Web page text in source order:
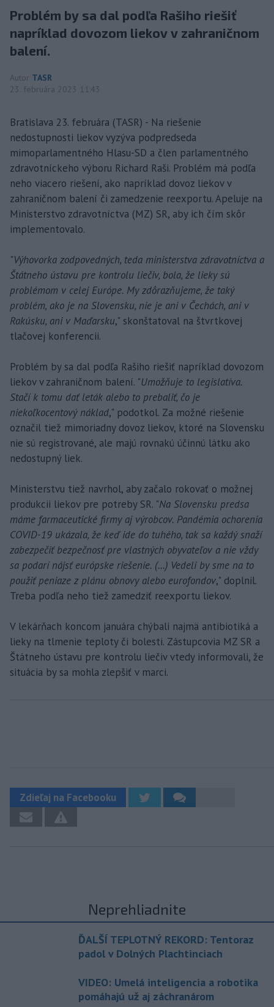
Problém by sa dal podľa Rašiho riešiť
napríklad dovozom liekov v zahraničnom
balení.
Autor TASR
23. februára 2023 11:43
Bratislava 23. februára (TASR) - Na riešenie
nedostupnosti liekov vyzýva podpredseda
mimoparlamentného Hlasu-SD a člen parlamentného
zdravotníckeho výboru Richard Raši. Problém má podľa
neho viacero riešení, ako napríklad dovoz liekov v
zahraničnom balení či zamedzenie reexportu. Apeluje na
Ministerstvo zdravotníctva (MZ) SR, aby ich čím skôr
implementovalo.
"Výhovorka zodpovedných, teda ministerstva zdravotníctva a
Štátneho ústavu pre kontrolu liečiv, bola, že lieky sú
problémom v celej Európe. My zdôrazňujeme, že taký
problém, ako je na Slovensku, nie je ani v Čechách, ani v
Rakúsku, ani v Maďarsku," skonštatoval na štvrtkovej
tlačovej konferencii.
Problém by sa dal podľa Rašiho riešiť napríklad dovozom
liekov v zahraničnom balení. "Umožňuje to legislatíva.
Stačí k tomu dať leták alebo to prebaliť, čo je
niekoľkocentový náklad," podotkol. Za možné riešenie
označil tiež mimoriadny dovoz liekov, ktoré na Slovensku
nie sú registrované, ale majú rovnakú účinnú látku ako
nedostupný liek.
Ministerstvu tiež navrhol, aby začalo rokovať o možnej
produkcii liekov pre potreby SR. "Na Slovensku predsa
máme farmaceutické firmy aj výrobcov. Pandémia ochorenia
COVID-19 ukázala, že keď ide do tuhého, tak sa každý snaží
zabezpečiť bezpečnosť pre vlastných obyvateľov a nie vždy
sa podarí nájsť európske riešenie. (...) Vedeli by sme na to
použiť peniaze z plánu obnovy alebo eurofondov," doplnil.
Treba podľa neho tiež zamedziť reexportu liekov.
V lekárňach koncom januára chýbali najmä antibiotiká a
lieky na tlmenie teploty či bolesti. Zástupcovia MZ SR a
Štátneho ústavu pre kontrolu liečiv vtedy informovali, že
situácia by sa mohla zlepšiť v marci.
Zdieľaj na Facebooku
Neprehliadnite
ĎALŠÍ TEPLOTNÝ REKORD: Tentoraz
padol v Dolných Plachtinciach
VIDEO: Umelá inteligencia a robotika
pomáhajú už aj záchranárom